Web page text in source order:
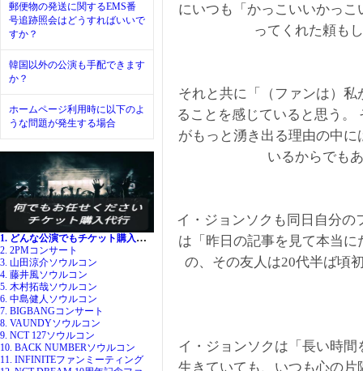
郵便物の発送に関するEMS番
号追跡照会はどうすればいいで
すか？
韓国以外の公演も手配できます
か？
ホームページ利用時に以下のよ
うな問題が発生する場合
1. どんな公演でもチケット購入代行
2. 2PMコンサート
3. 山田涼介ソウルコン
4. 藤井風ソウルコン
5. 木村拓哉ソウルコン
6. 中島健人ソウルコン
7. BIGBANGコンサート
8. VAUNDYソウルコン
9. NCT 127ソウルコン
10. BACK NUMBERソウルコン
11. INFINITEファンミーティング
にいつも「かっこいいかっ
ってくれた頼も
それと共に「（ファンは）
ることを感じていると思う
がもっと湧き出る理由の中
いるからでも
イ・ジョンソクも同日自分の
は「昨日の記事を見て本当
の、その友人は20代半ば頃
イ・ジョンソクは「長い時
生きていても、いつも心の